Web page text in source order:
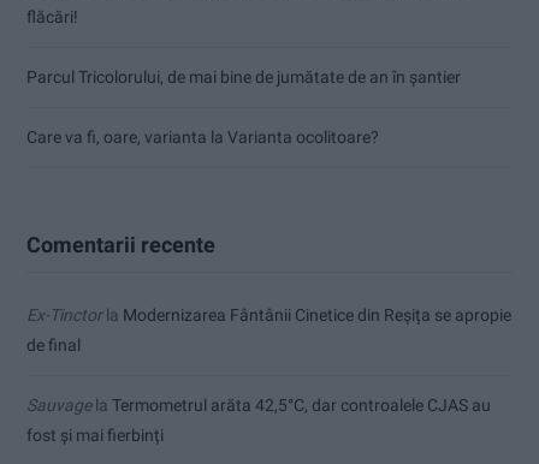
flăcări!
Parcul Tricolorului, de mai bine de jumătate de an în șantier
Care va fi, oare, varianta la Varianta ocolitoare?
Comentarii recente
Ex-Tinctorla Modernizarea Fântânii Cinetice din Reșița se apropie
de final
Sauvagela Termometrul arăta 42,5°C, dar controalele CJAS au
fost și mai fierbinți